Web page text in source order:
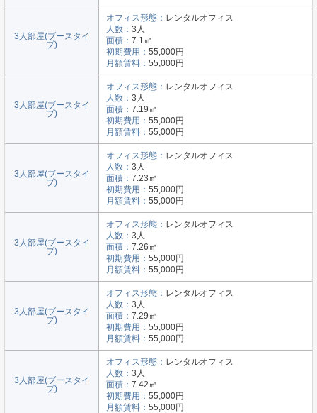
3人部屋(ブースタイ
プ)
オフィス形態： レンタルオフィス
人数： 3人
面積： 7.1㎡
初期費用： 55,000円
月額賃料： 55,000円
3人部屋(ブースタイ
プ)
オフィス形態： レンタルオフィス
人数： 3人
面積： 7.19㎡
初期費用： 55,000円
月額賃料： 55,000円
3人部屋(ブースタイ
プ)
オフィス形態： レンタルオフィス
人数： 3人
面積： 7.23㎡
初期費用： 55,000円
月額賃料： 55,000円
3人部屋(ブースタイ
プ)
オフィス形態： レンタルオフィス
人数： 3人
面積： 7.26㎡
初期費用： 55,000円
月額賃料： 55,000円
3人部屋(ブースタイ
プ)
オフィス形態： レンタルオフィス
人数： 3人
面積： 7.29㎡
初期費用： 55,000円
月額賃料： 55,000円
3人部屋(ブースタイ
プ)
オフィス形態： レンタルオフィス
人数： 3人
面積： 7.42㎡
初期費用： 55,000円
月額賃料： 55,000円